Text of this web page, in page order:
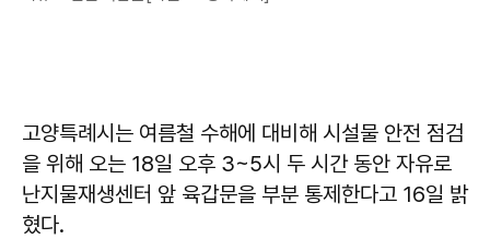
고양특례시는 여름철 수해에 대비해 시설물 안전 점검
을 위해 오는 18일 오후 3~5시 두 시간 동안 자유로
난지물재생센터 앞 육갑문을 부분 통제한다고 16일 밝
혔다.